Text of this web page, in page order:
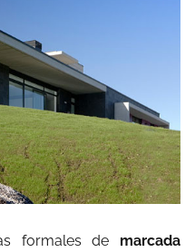
formales de marcada